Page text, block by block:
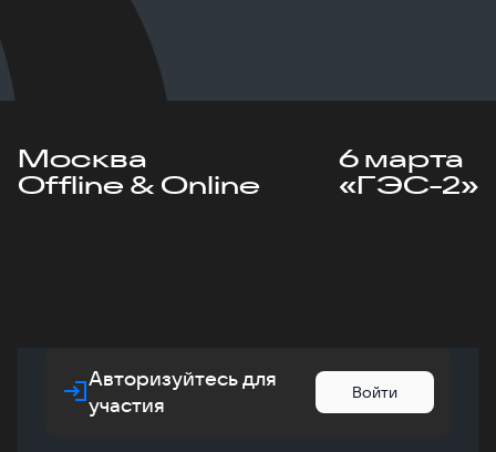
Москва
Offline & Online
6 марта
«ГЭС-2»
Авторизуйтесь для
участия
Войти